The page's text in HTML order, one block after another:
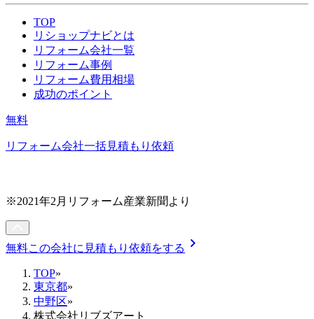
TOP
リショップナビとは
リフォーム会社一覧
リフォーム事例
リフォーム費用相場
成功のポイント
無料
リフォーム会社一括見積もり依頼
※2021年2月リフォーム産業新聞より
無料この会社に見積もり依頼をする chevron_right
TOP»
東京都»
中野区»
株式会社リブズアート